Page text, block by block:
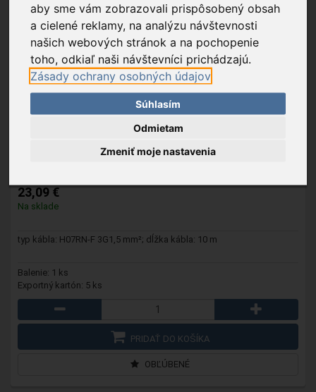
aby sme vám zobrazovali prispôsobený obsah
a cielené reklamy, na analýzu návštevnosti
našich webových stránok a na pochopenie
toho, odkiaľ naši návštevníci prichádzajú.
Zásady ochrany osobných údajov
Súhlasím
Odmietam
Zmeniť moje nastavenia
- Predlžovací prívod, sivý, 10m, gumený,
23,09 €
Na sklade
typ kábla: H07RN-F 3G1,5 mm²; dĺžka kábla: 10 m
Balenie: 1 ks
Exportný kartón: 5 ks
PRIDAŤ DO KOŠÍKA
OBĽÚBENÉ